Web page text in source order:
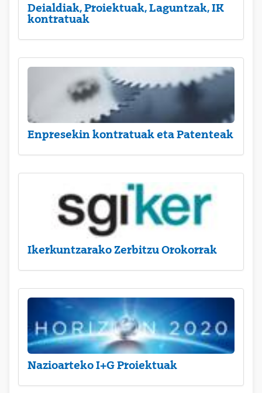
Deialdiak, Proiektuak, Laguntzak, IK
kontratuak
Enpresekin kontratuak eta Patenteak
Ikerkuntzarako Zerbitzu Orokorrak
Nazioarteko I+G Proiektuak